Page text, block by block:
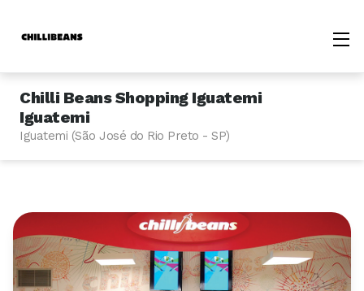
Chilli Beans Shopping Iguatemi
Iguatemi
Iguatemi (São José do Rio Preto - SP)